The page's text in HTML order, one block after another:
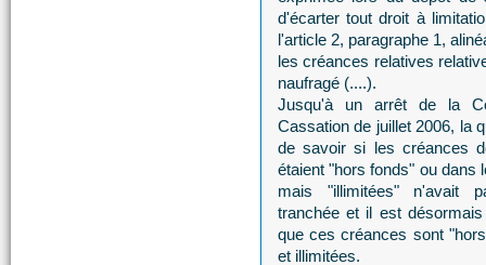
d'écarter tout droit à
l'article 2, paragraphe 1,
les créances relatives
naufragé (....).
Jusqu'à un arrêt de la
Cassation de juillet 2006, la
de savoir si les créances
étaient "hors fonds" ou dans
mais "illimitées" n'avait
tranchée et il est
que ces créances sont
et illimitées.